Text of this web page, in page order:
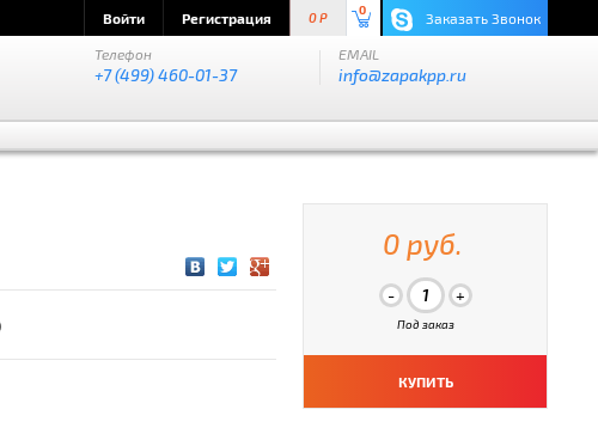
Войти Регистрация 0 P
0 Заказать Звонок
Телефон
+7 (499) 460-01-37
EMAIL
info@zapakpp.ru
0 руб.
Под заказ
КУПИТЬ